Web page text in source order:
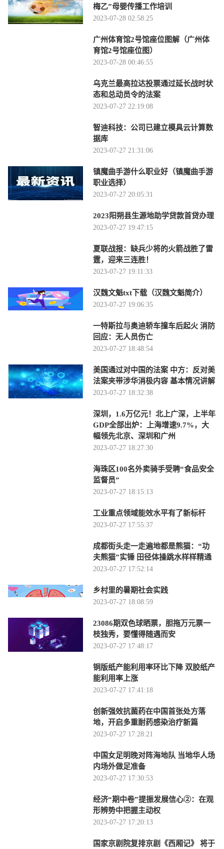
梅乙”母婴传播工作培训
2023-07-28 02:58:25
广州体育馆2号馆座位图解（广州体
育馆2号馆座位图）
2023-07-28 00:46:55
乌克兰最高拉达投票通过延长战时状
态和总动员令的法案
2023-07-27 22:19:08
智迪科技：公司已建立模具云计算数
据库
2023-07-27 21:31:06
镇魔曲手游什么职业好（镇魔曲手游
职业选择）
2023-07-27 20:05:31
2023阳朔县生源地助学贷款首贷办理
2023-07-27 19:47:15
夏联战报：缺兵少将的火箭战胜了雷
霆，迎来三连胜！
2023-07-27 19:11:33
汉魏文魁txt下载（汉魏文魁简介）
2023-07-27 19:06:35
一特斯拉与奥迪轿车撞车后起火 消防
回应：无人员伤亡
2023-07-27 18:48:54
美国通过对中国的法案 中方：反对美
法案夹带涉华消极内容 基本情况讲解
2023-07-27 18:32:38
深圳，1.6万亿元！北上广深，上半年
GDP全部出炉：上海增速9.7%，大
幅领先北京、深圳和广州
2023-07-27 18:27:30
海珠区100名外卖骑手受聘“食品安全
监督员”
2023-07-27 18:15:13
工业重点领域能效水平有了新标杆
2023-07-27 17:55:37
成都街头走一走遍地都是熊猫：“功
夫熊猫”实锤 田径体操跳水样样精通
2023-07-27 17:52:14
乡村里的暑期社会实践
2023-07-27 18:08:59
23086期双色球晒票，胆拖万元票一
枝独秀，要懂得随遇而安
2023-07-27 17:48:17
铜版纸产能利用率环比下降 双胶纸产
能利用率上涨
2023-07-27 17:41:18
创新强效抗菌药在中国首张处方落
地，开启多重耐药感染治疗新篇
2023-07-27 17:28:21
中国女足明晚对阵海地队 当地华人场
内场外做足准备
2023-07-27 17:30:53
经济“期中卷”提振发展信心②：在观
形辨势中把握主动权
2023-07-27 17:20:13
国家京剧院复排京剧《西厢记》 将于